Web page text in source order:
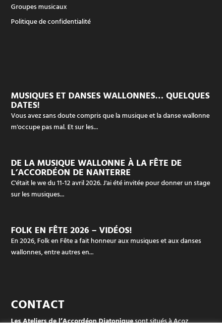
Groupes musicaux
Politique de confidentialité
MUSIQUES ET DANSES WALLONNES… QUELQUES
DATES!
Vous avez sans doute compris que la musique et la danse wallonne
m'occupe pas mal. Et sur les...
DE LA MUSIQUE WALLONNE À LA FÊTE DE
L’ACCORDÉON DE NANTERRE
C'était le we du 11-12 avril 2026. J'ai été invitée pour donner un stage
sur les musiques...
FOLK EN FÊTE 2026 – VIDÉOS!
En 2026, Folk en Fête a fait honneur aux musiques et aux danses
wallonnes, entre autres en...
CONTACT
Les Ateliers de l’Accordéon Diatoniquesont situés à Acoz